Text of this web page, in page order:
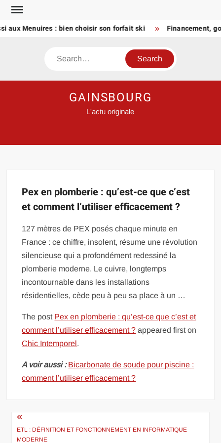
Skip
content
aux Menuires : bien choisir son forfait ski Financement,
Search
GAINSBOURG
L'actu originale
Pex en plomberie : qu’est-ce que c’est
et comment l’utiliser efficacement ?
127 mètres de PEX posés chaque minute en
France : ce chiffre, insolent, résume une révolution
silencieuse qui a profondément redessiné la
plomberie moderne. Le cuivre, longtemps
incontournable dans les installations
résidentielles, cède peu à peu sa place à un …
The post Pex en plomberie : qu’est-ce que c’est et
comment l’utiliser efficacement ? appeared first on
Chic Intemporel.
A voir aussi : Bicarbonate de soude pour piscine :
comment l’utiliser efficacement ?
Navigation
de
ETL : DÉFINITION ET FONCTIONNEMENT EN INFORMATIQUE
MODERNE